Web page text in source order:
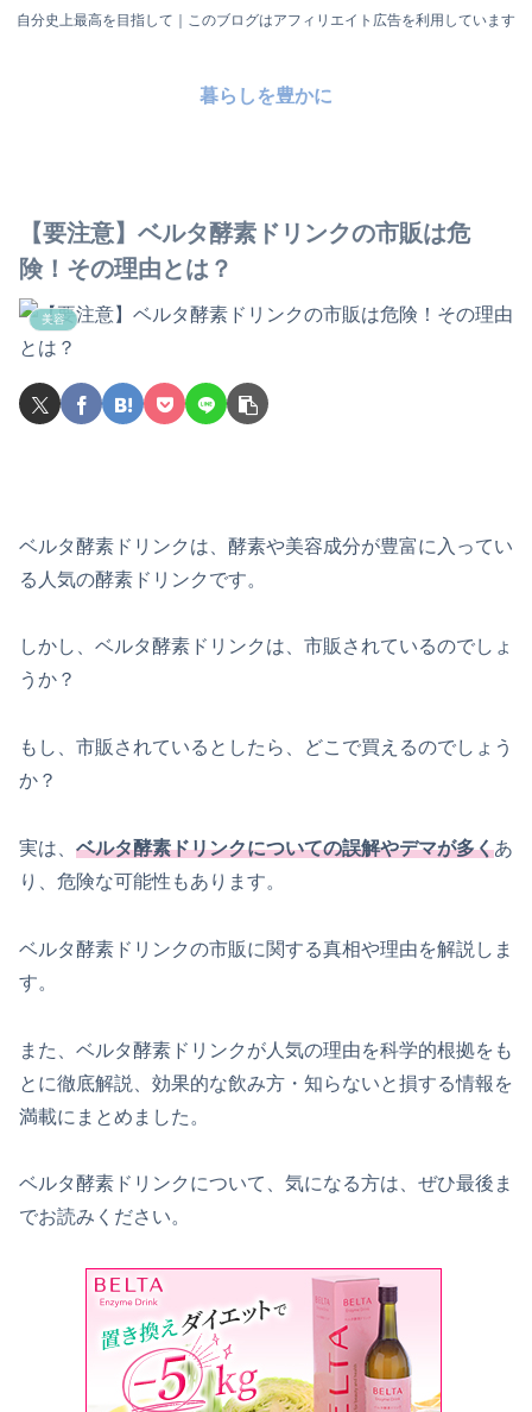
自分史上最高を目指して｜このブログはアフィリエイト広告を利用しています
暮らしを豊かに
【要注意】ベルタ酵素ドリンクの市販は危
険！その理由とは？
美容
ベルタ酵素ドリンクは、酵素や美容成分が豊富に入ってい
る人気の酵素ドリンクです。
しかし、ベルタ酵素ドリンクは、市販されているのでしょ
うか？
もし、市販されているとしたら、どこで買えるのでしょう
か？
実は、 ベルタ酵素ドリンクについての誤解やデマが多くあ
り、危険な可能性もあります。
ベルタ酵素ドリンクの市販に関する真相や理由を解説しま
す。
また、ベルタ酵素ドリンクが人気の理由を科学的根拠をも
とに徹底解説、効果的な飲み方・知らないと損する情報を
満載にまとめました。
ベルタ酵素ドリンクについて、気になる方は、ぜひ最後ま
でお読みください。